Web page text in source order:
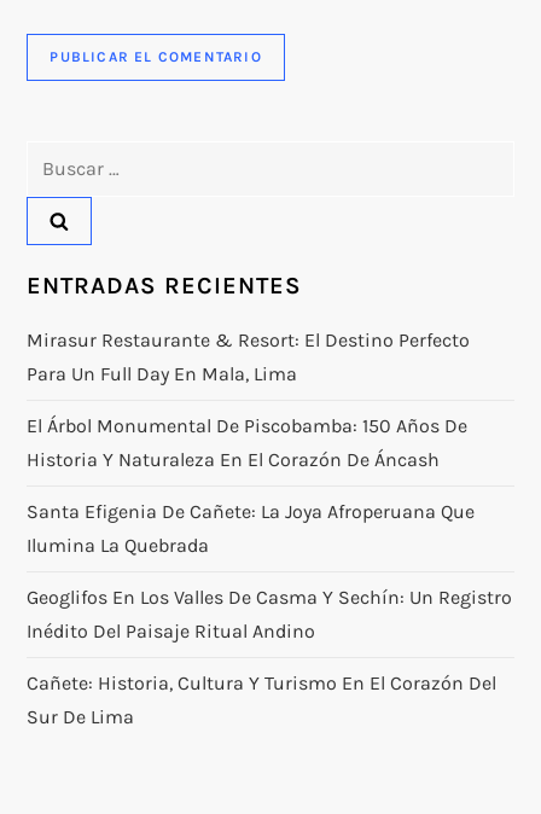
ENTRADAS RECIENTES
Mirasur Restaurante & Resort: El Destino Perfecto
Para Un Full Day En Mala, Lima
El Árbol Monumental De Piscobamba: 150 Años De
Historia Y Naturaleza En El Corazón De Áncash
Santa Efigenia De Cañete: La Joya Afroperuana Que
Ilumina La Quebrada
Geoglifos En Los Valles De Casma Y Sechín: Un Registro
Inédito Del Paisaje Ritual Andino
Cañete: Historia, Cultura Y Turismo En El Corazón Del
Sur De Lima